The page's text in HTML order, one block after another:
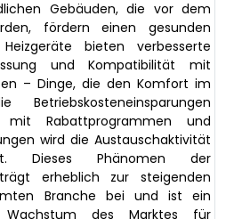
Gebäuden, die vor dem
fördern einen gesunden
bieten verbesserte
und Kompatibilität mit
– Dinge, die den Komfort im
Rabattprogrammen und
wird die Austauschaktivität
Dieses Phänomen der
trägt erheblich zur steigenden
Branche bei und ist ein
des Marktes für